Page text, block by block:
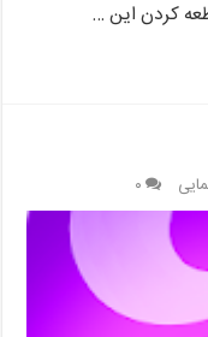
کردن این …
۰